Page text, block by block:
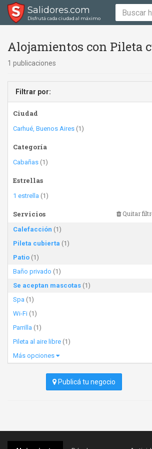
Salidores.com
Disfrutá cada ciudad al máximo
Alojamientos con Pileta
1 publicaciones
Filtrar por:
Ciudad
Carhué, Buenos Aires (1)
Categoría
Cabañas (1)
Estrellas
1 estrella (1)
Servicios Quitar
Calefacción (1)
Pileta cubierta (1)
Patio (1)
Baño privado (1)
Se aceptan mascotas (1)
Spa (1)
Wi-Fi (1)
Parrilla (1)
Pileta al aire libre (1)
Más opciones
Publicá tu negocio